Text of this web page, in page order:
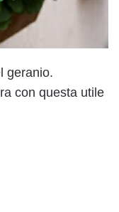
geranio.
con questa utile